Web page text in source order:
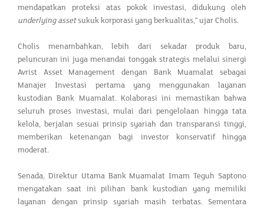
mendapatkan proteksi atas pokok investasi, didukung oleh
underlying assetsukuk korporasi yang berkualitas," ujar Cholis.
Cholis menambahkan, lebih dari sekadar produk baru,
peluncuran ini juga menandai tonggak strategis melalui sinergi
Avrist Asset Management dengan Bank Muamalat sebagai
Manajer Investasi pertama yang menggunakan layanan
kustodian Bank Muamalat. Kolaborasi ini memastikan bahwa
seluruh proses investasi, mulai dari pengelolaan hingga tata
kelola, berjalan sesuai prinsip syariah dan transparansi tinggi,
memberikan ketenangan bagi investor konservatif hingga
moderat.
Senada, Direktur Utama Bank Muamalat Imam Teguh Saptono
mengatakan saat ini pilihan bank kustodian yang memiliki
layanan dengan prinsip syariah masih terbatas. Sementara